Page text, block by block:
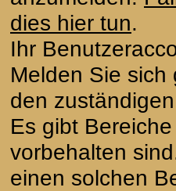
dies hier tun.
Ihr
Melden Sie
den
Es gibt
vorbehalten
einen solchen